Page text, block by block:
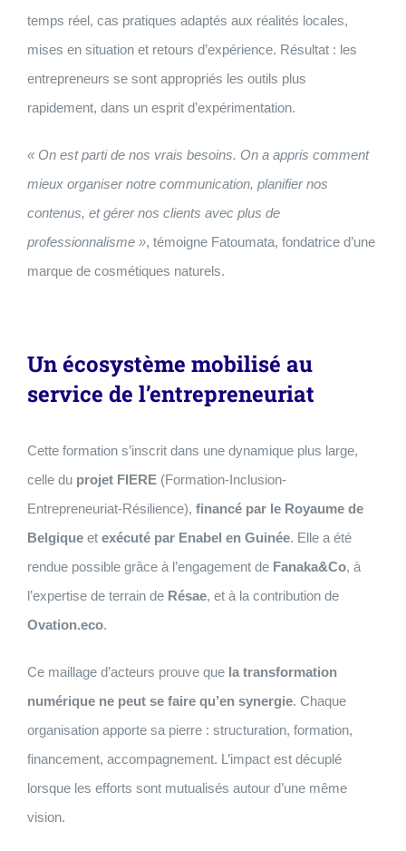
temps réel, cas pratiques adaptés aux réalités locales,
mises en situation et retours d’expérience. Résultat : les
entrepreneurs se sont appropriés les outils plus
rapidement, dans un esprit d’expérimentation.
« On est parti de nos vrais besoins. On a appris comment
mieux organiser notre communication, planifier nos
contenus, et gérer nos clients avec plus de
professionnalisme », témoigne Fatoumata, fondatrice d’une
marque de cosmétiques naturels.
Un écosystème mobilisé au
service de l’entrepreneuriat
Cette formation s’inscrit dans une dynamique plus large,
celle du projet FIERE(Formation-Inclusion-
Entrepreneuriat-Résilience), financé par le Royaume de
Belgiqueet exécuté par Enabel en Guinée. Elle a été
rendue possible grâce à l’engagement de Fanaka&Co, à
l’expertise de terrain de Résae, et à la contribution de
Ovation.eco.
Ce maillage d’acteurs prouve que la transformation
numérique ne peut se faire qu’en synergie. Chaque
organisation apporte sa pierre : structuration, formation,
financement, accompagnement. L’impact est décuplé
lorsque les efforts sont mutualisés autour d’une même
vision.